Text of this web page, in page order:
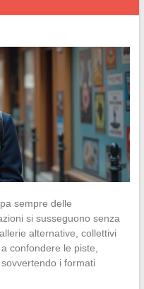
sempre delle
si susseguono senza
alternative, collettivi
confondere le piste,
i formati